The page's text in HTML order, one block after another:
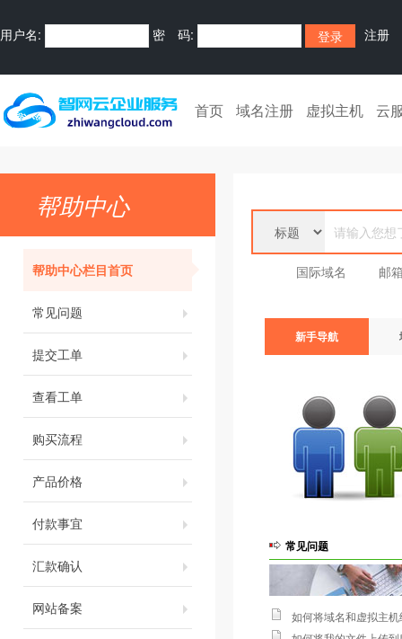
用户名: 密 码: 注册
首页 域名注册 虚拟主机 云
帮助中心
帮助中心栏目首页
常见问题
提交工单
查看工单
购买流程
产品价格
付款事宜
汇款确认
网站备案
国际域名 邮
新手导航
常见问题
如何将域名和虚拟主